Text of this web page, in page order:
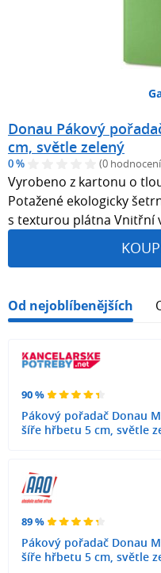
Donau Pákový
cm, světle zelený
0 % (0
Vyrobeno z kartonu o
Potažené ekologicky
s texturou plátna Vnitřní
Od nejoblíbenějších
90 %
Pákový pořadač Donau
šíře hřbetu 5 cm, světle
89 %
Pákový pořadač Donau
šíře hřbetu 5 cm, světle